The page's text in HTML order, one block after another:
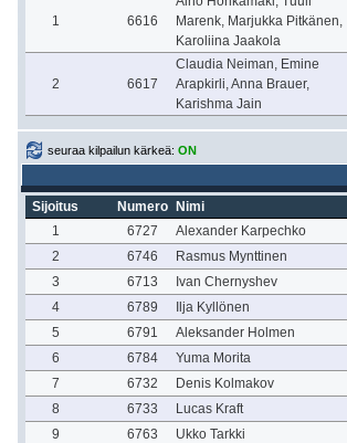
1 6616
Marenk, Marjukka Pitkänen,
Karoliina Jaakola
2 6617
Claudia Neiman, Emine
Arapkirli, Anna Brauer,
Karishma Jain
seuraa kilpailun kärkeä: ON
Sijoitus Numero
Nimi
1
6727
Alexander Karpechko
2
6746
Rasmus Mynttinen
3
6713
Ivan Chernyshev
4
6789
Ilja Kyllönen
5
6791
Aleksander Holmen
6
6784
Yuma Morita
7
6732
Denis Kolmakov
8
6733
Lucas Kraft
9
6763
Ukko Tarkki